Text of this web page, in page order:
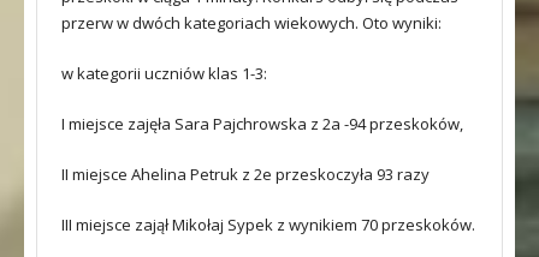
przerw w dwóch kategoriach wiekowych. Oto wyniki:
w kategorii uczniów klas 1-3:
I miejsce zajęła Sara Pajchrowska z 2a -94 przeskoków,
II miejsce Ahelina Petruk z 2e przeskoczyła 93 razy
III miejsce zajął Mikołaj Sypek z wynikiem 70 przeskoków.